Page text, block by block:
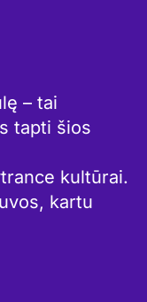
– tai
tapti šios
kultūrai.
kartu